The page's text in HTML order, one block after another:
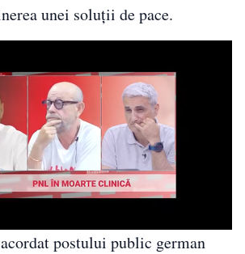
unei soluții de pace.
postului public german